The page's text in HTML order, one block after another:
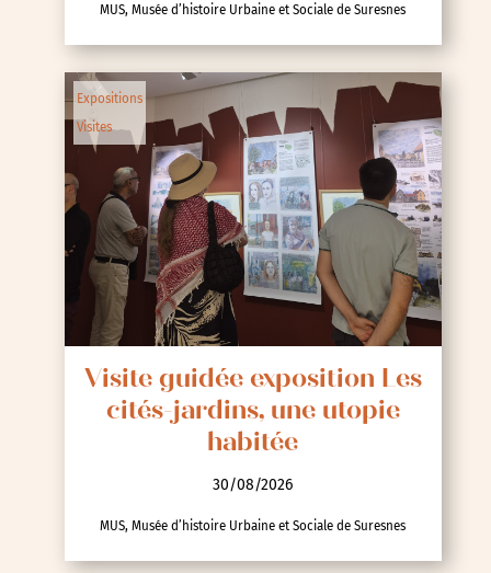
MUS, Musée d’histoire Urbaine et Sociale de Suresnes
Expositions
Visites
Visite guidée exposition Les
cités-jardins, une utopie
habitée
30/08/2026
MUS, Musée d’histoire Urbaine et Sociale de Suresnes